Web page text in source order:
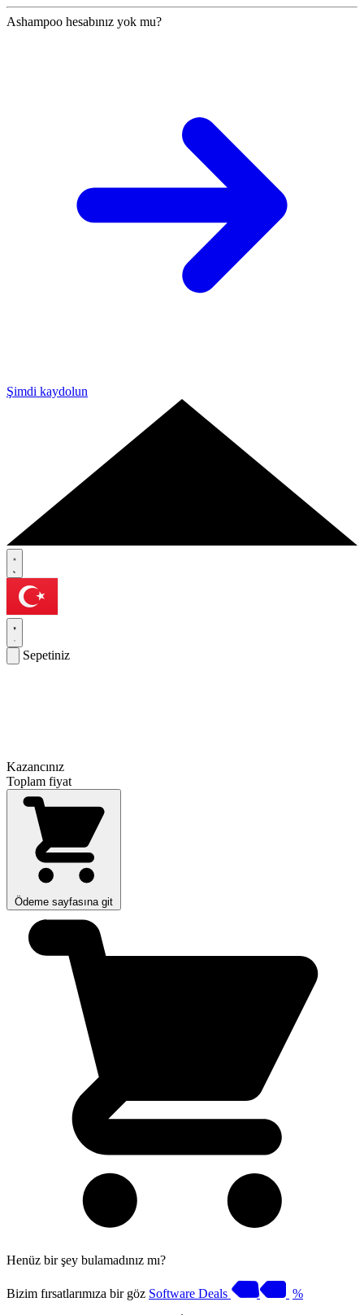
Ashampoo hesabınız yok mu?
Şimdi kaydolun
Sepetiniz
Kazancınız
Toplam fiyat
Ödeme sayfasına git
Henüz bir şey bulamadınız mı?
Bizim fırsatlarımıza bir göz Software Deals %